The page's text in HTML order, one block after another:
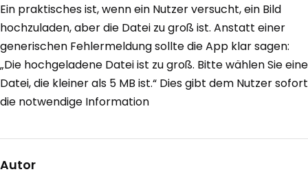
Ein praktisches ist, wenn ein Nutzer versucht, ein Bild
hochzuladen, aber die Datei zu groß ist. Anstatt einer
generischen Fehlermeldung sollte die App klar sagen:
„Die hochgeladene Datei ist zu groß. Bitte wählen Sie eine
Datei, die kleiner als 5 MB ist.“ Dies gibt dem Nutzer sofort
die notwendige Information
Autor